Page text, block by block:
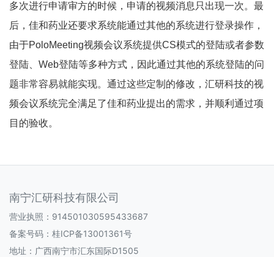
多次进行申请审方的时候，申请的视频消息只出现一次。最
后，佳和药业还要求系统能通过其他的系统进行登录操作，
由于PoloMeeting视频会议系统提供CS模式的登陆或者参数
登陆、 Web登陆等多种方式，因此通过其他的系统登陆的问
题非常容易就能实现。通过这些定制的修改，汇研科技的视
频会议系统完全满足了佳和药业提出的需求，并顺利通过项
目的验收。
南宁汇研科技有限公司
营业执照：914501030595433687
备案号码： 桂ICP备13001361号
地址：广西南宁市汇东国际D1505